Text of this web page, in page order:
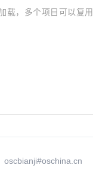
载，多个项目可以复
oscbianji#oschina.cn